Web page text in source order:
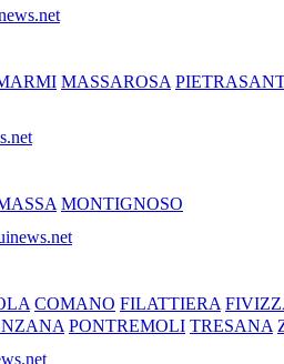
MASSAROSA
MONTIGNOSO
COMANO FILATTIERA
PONTREMOLI TRESANA